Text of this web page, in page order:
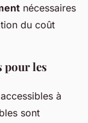
nécessaires
du coût
pour les
à
sont